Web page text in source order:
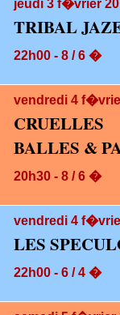
jeudi 3 f�vrier
TRIBAL
22h00 - 8 / 6 �
vendredi 4
BALLES &
20h30 - 8 / 6 �
vendredi 4
LES
22h00 - 6 / 4 �